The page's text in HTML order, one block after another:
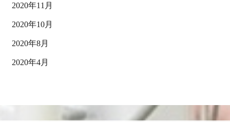
2020年11月
2020年10月
2020年8月
2020年4月